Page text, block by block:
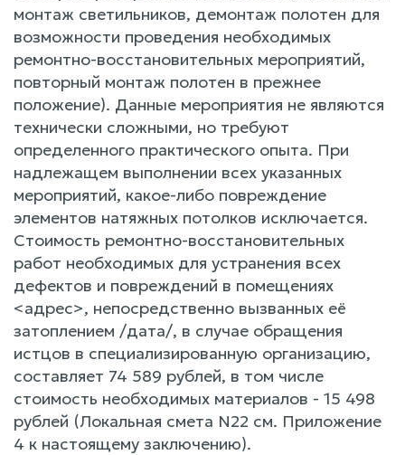
монтаж светильников, демонтаж полотен для
возможности проведения необходимых
ремонтно-восстановительных мероприятий,
повторный монтаж полотен в прежнее
положение). Данные мероприятия не являются
технически сложными, но требуют
определенного практического опыта. При
надлежащем выполнении всех указанных
мероприятий, какое-либо повреждение
элементов натяжных потолков исключается.
Стоимость ремонтно-восстановительных
работ необходимых для устранения всех
дефектов и повреждений в помещениях
<адрес>, непосредственно вызванных её
затоплением /дата/, в случае обращения
истцов в специализированную организацию,
составляет 74 589 рублей, в том числе
стоимость необходимых материалов - 15 498
рублей (Локальная смета N22 см. Приложение
4 к настоящему заключению).